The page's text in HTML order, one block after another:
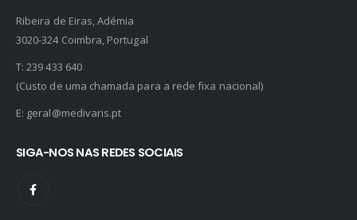
Ribeira de Eiras, Adémia
3020-324 Coimbra, Portugal
T:239 433 640
(Custo de uma chamada para a rede fixa nacional)
E: geral@medivaris.pt
SIGA-NOS NAS REDES SOCIAIS